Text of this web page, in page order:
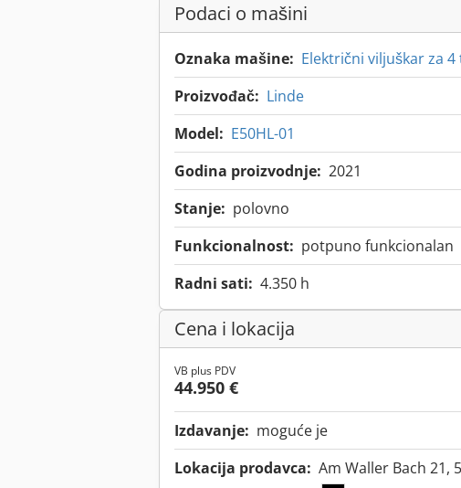
Podaci o mašini
Oznaka mašine: Električni viljuškar za 4
Proizvođač: Linde
Model: E50HL-01
Godina proizvodnje: 2021
Stanje: polovno
Funkcionalnost: potpuno funkcionalan
Radni sati: 4.350 h
Cena i lokacija
VB plus PDV
44.950 €
Izdavanje: moguće je
Lokacija prodavca: Am Waller Bach 21,